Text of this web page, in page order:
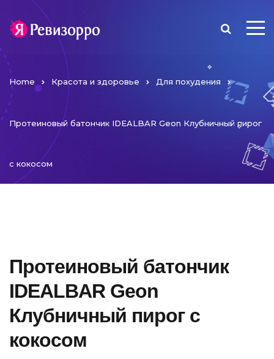
Home Красота и здоровье Для похудения
Протеиновый батончик IDEALBAR Geon Клубничный пирог
с кокосом
Протеиновый батончик
IDEALBAR Geon
Клубничный пирог с
кокосом